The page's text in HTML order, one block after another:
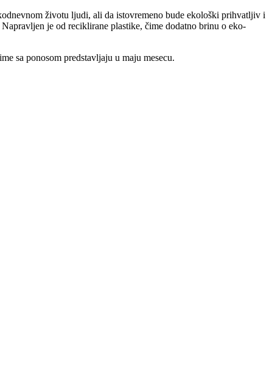
životu ljudi, ali da istovremeno bude ekološki prihvatljiv i
je od reciklirane plastike, čime dodatno brinu o eko-
sa ponosom predstavljaju u maju mesecu.